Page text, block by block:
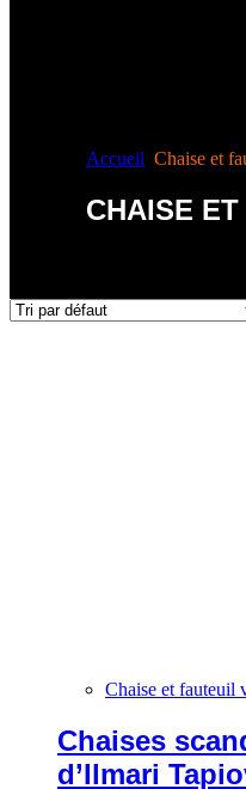
Accueil Chaise et
CHAISE
Chaise et fauteuil
Chaises
d’Ilmari